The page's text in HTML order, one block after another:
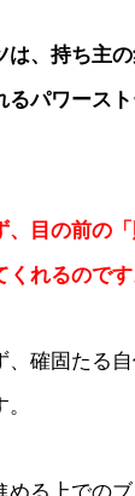
は、持ち主
パワース
、目の前の
れるのです
確固たる